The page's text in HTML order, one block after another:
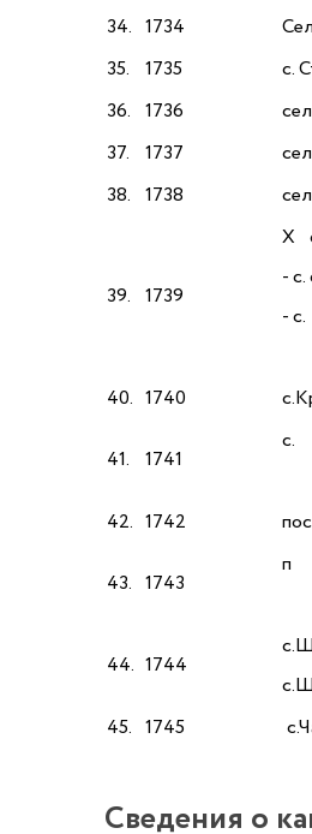
34. 1734
35.
1735
с.
36. 1736
37.
1737
38. 1738
39. 1739
Х
-
- с.
40. 1740
41. 1741
с.
42. 1742
43. 1743
п
44. 1744
45. 1745
Сведения о